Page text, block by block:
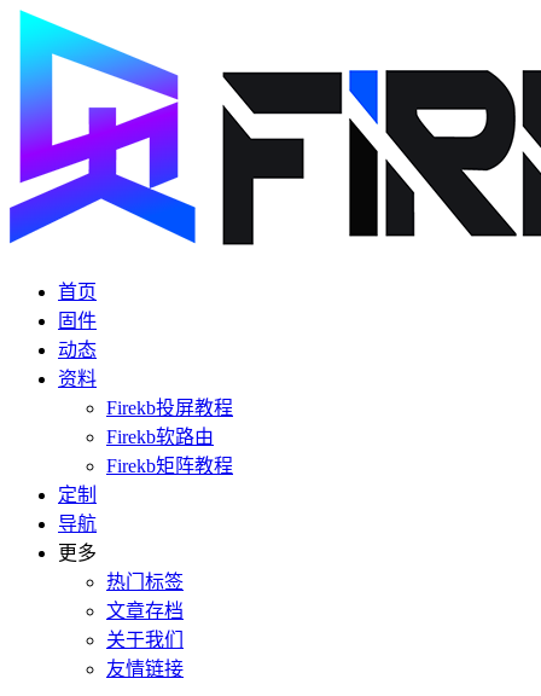
首页
固件
动态
资料
Firekb投屏教程
Firekb软路由
Firekb矩阵教程
定制
导航
更多
热门标签
文章存档
关于我们
友情链接